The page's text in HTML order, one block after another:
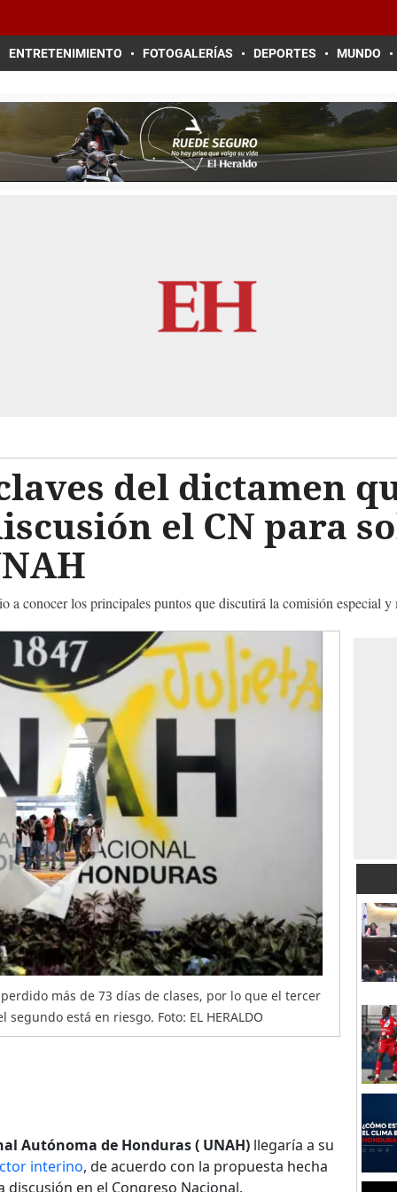
ENTRETENIMIENTO FOTOGALERÍAS DEPORTES MUNDO
del dictamen
el CN para
a conocer los principales puntos que discutirá la comisión especial
más de 73 días de clases, por lo que el tercer
está en riesgo. Foto: EL HERALDO
Autónoma de Honduras ( UNAH) llegaría a su
interino, de acuerdo con la propuesta hecha
en el Congreso Nacional.